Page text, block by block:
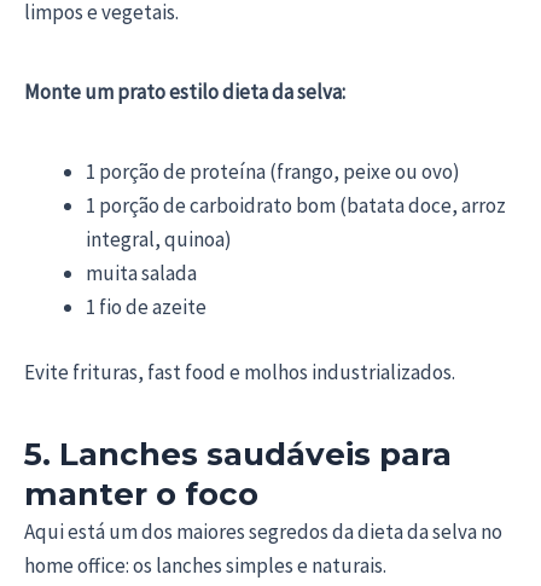
limpos e vegetais.
Monte um prato estilo dieta da selva:
1 porção de proteína (frango, peixe ou ovo)
1 porção de carboidrato bom (batata doce, arroz
integral, quinoa)
muita salada
1 fio de azeite
Evite frituras, fast food e molhos industrializados.
5. Lanches saudáveis para
manter o foco
Aqui está um dos maiores segredos da dieta da selva no
home office: os lanches simples e naturais.